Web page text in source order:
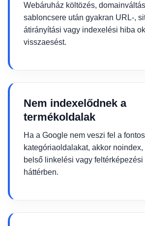
Webáruház költözés,
sabloncsere után gyakran URL-,
átirányítási vagy indexelési hiba
visszaesést.
Nem indexelődnek a
termékoldalak
Ha a Google nem veszi fel a
kategóriaoldalakat, akkor
belső linkelési vagy
háttérben.